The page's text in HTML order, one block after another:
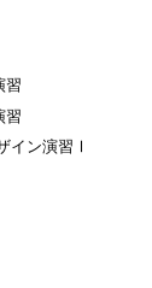
習
習
イン演習Ⅰ